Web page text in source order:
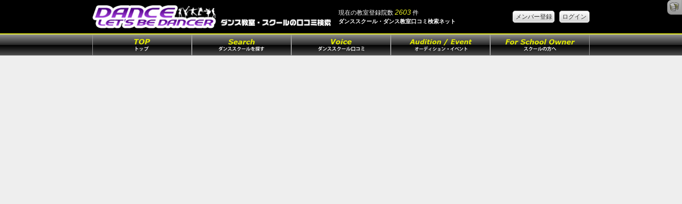
現在の教室登録院数 2603件
ダンススクール・ダンス教室口コミ検索ネット
メンバー登録 ログイン